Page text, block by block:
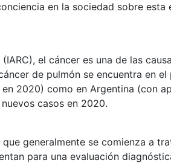
en la sociedad sobre esta
el cáncer es una de las
de pulmón se encuentra en el
2020) como en Argentina (con
casos en 2020.
generalmente se comienza a
para una evaluación